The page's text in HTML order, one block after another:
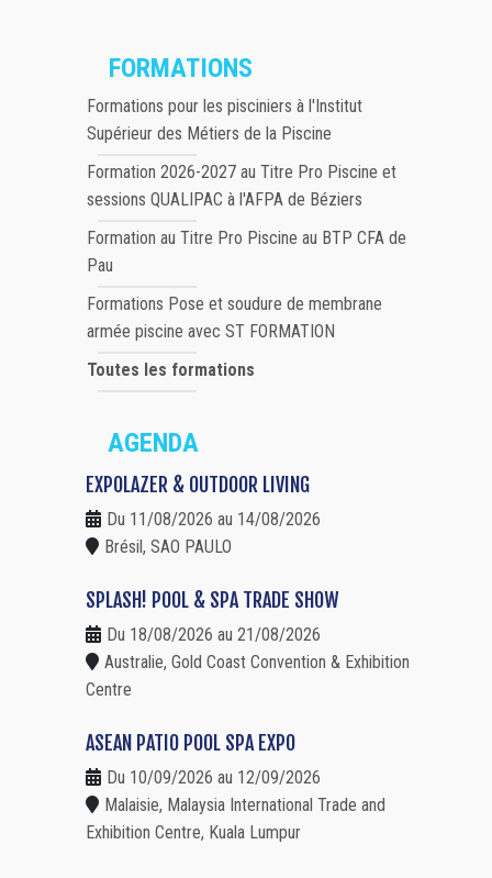
FORMATIONS
Formations pour les pisciniers à l'Institut
Supérieur des Métiers de la Piscine
Formation 2026-2027 au Titre Pro Piscine et
sessions QUALIPAC à l'AFPA de Béziers
Formation au Titre Pro Piscine au BTP CFA de
Pau
Formations Pose et soudure de membrane
armée piscine avec ST FORMATION
Toutes les formations
AGENDA
EXPOLAZER & OUTDOOR LIVING
Du 11/08/2026 au 14/08/2026
Brésil, SAO PAULO
SPLASH! POOL & SPA TRADE SHOW
Du 18/08/2026 au 21/08/2026
Australie, Gold Coast Convention & Exhibition
Centre
ASEAN PATIO POOL SPA EXPO
Du 10/09/2026 au 12/09/2026
Malaisie, Malaysia International Trade and
Exhibition Centre, Kuala Lumpur